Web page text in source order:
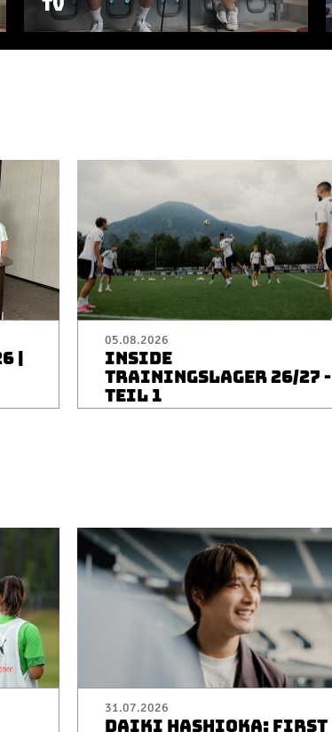
TV
|
05.08.2026
INSIDE
TRAININGSLAGER 26/27 -
TEIL 1
31.07.2026
DAIKI HASHIOKA: FIRST